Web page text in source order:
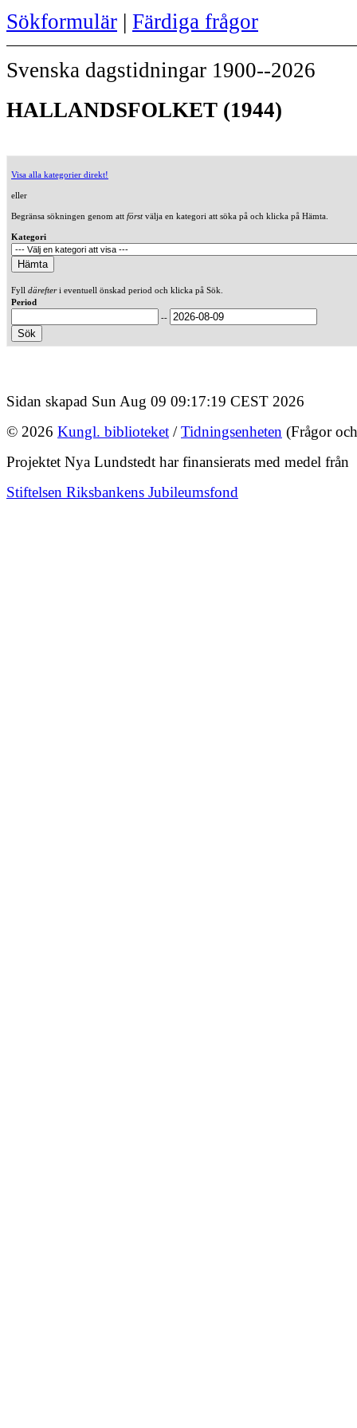
Sökformulär | Färdiga frågor
Svenska dagstidningar 1900--2026
HALLANDSFOLKET (1944)
Visa alla kategorier direkt!
eller
Begränsa sökningen genom att förstvälja en kategori att söka på och klicka på Hämta.
Kategori
Fyll därefteri eventuell önskad period och klicka på Sök.
Period
--
Sidan skapad Sun Aug 09 09:17:19 CEST 2026
© 2026 Kungl. biblioteket /Tidningsenheten (Frågor
Projektet Nya Lundstedt har finansierats med medel från
Stiftelsen Riksbankens Jubileumsfond